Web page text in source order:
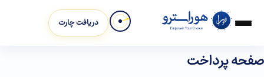
دریافت چارت
صفحه پرداخت